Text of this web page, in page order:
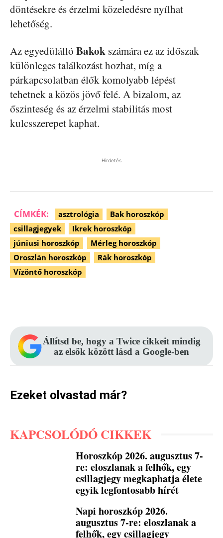
döntésekre és érzelmi közeledésre nyílhat
lehetőség.
Az egyedülálló Bakok számára ez az időszak
különleges találkozást hozhat, míg a
párkapcsolatban élők komolyabb lépést
tehetnek a közös jövő felé. A bizalom, az
őszinteség és az érzelmi stabilitás most
kulcsszerepet kaphat.
Hirdetés
CÍMKÉK: asztrológia
Bak horoszkóp
csillagjegyek
Ikrek horoszkóp
júniusi horoszkóp
Mérleg horoszkóp
Oroszlán horoszkóp
Rák horoszkóp
Vízöntő horoszkóp
Állítsd be, hogy a Twice cikkeit mindig
az elsők között lásd a Google-ben
Ezeket olvastad már?
KAPCSOLÓDÓ CIKKEK
Horoszkóp 2026. augusztus 7-
re: eloszlanak a felhők, egy
csillagjegy megkaphatja élete
egyik legfontosabb hírét
Napi horoszkóp 2026.
augusztus 7-re: eloszlanak a
felhők, egy csillagjegy